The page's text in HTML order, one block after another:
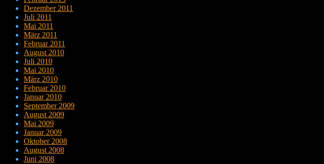
Dezember 2011
Juli 2011
Mai 2011
März 2011
Februar 2011
August 2010
Juli 2010
Mai 2010
März 2010
Februar 2010
Januar 2010
September 2009
August 2009
Mai 2009
Januar 2009
Oktober 2008
August 2008
Juni 2008